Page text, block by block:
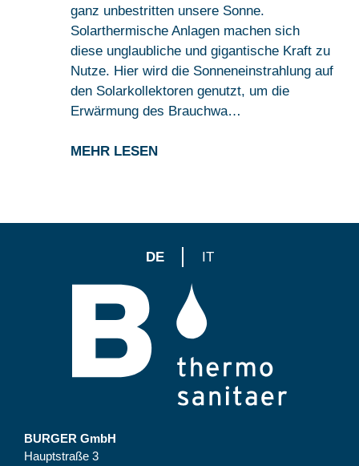
ganz unbestritten unsere Sonne.
Solarthermische Anlagen machen sich
diese unglaubliche und gigantische Kraft zu
Nutze. Hier wird die Sonneneinstrahlung auf
den Solarkollektoren genutzt, um die
Erwärmung des Brauchwa…
MEHR LESEN
DE IT
BURGER GmbH
Hauptstraße 3